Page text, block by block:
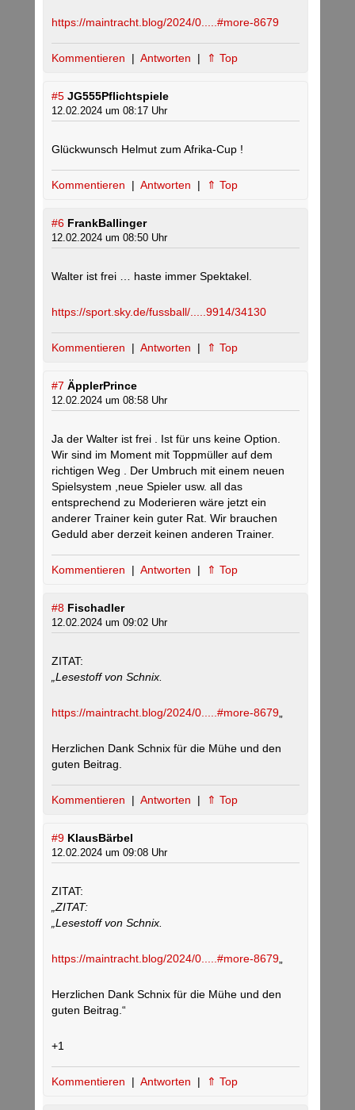
https://maintracht.blog/2024/0.....#more-8679
Kommentieren | Antworten | ⇑ Top
#5 JG555Pflichtspiele
12.02.2024 um 08:17 Uhr
Glückwunsch Helmut zum Afrika-Cup !
Kommentieren | Antworten | ⇑ Top
#6 FrankBallinger
12.02.2024 um 08:50 Uhr
Walter ist frei … haste immer Spektakel.
https://sport.sky.de/fussball/.....9914/34130
Kommentieren | Antworten | ⇑ Top
#7 ÄpplerPrince
12.02.2024 um 08:58 Uhr
Ja der Walter ist frei . Ist für uns keine Option.
Wir sind im Moment mit Toppmüller auf dem
richtigen Weg . Der Umbruch mit einem neuen
Spielsystem ,neue Spieler usw. all das
entsprechend zu Moderieren wäre jetzt ein
anderer Trainer kein guter Rat. Wir brauchen
Geduld aber derzeit keinen anderen Trainer.
Kommentieren | Antworten | ⇑ Top
#8 Fischadler
12.02.2024 um 09:02 Uhr
ZITAT:
„Lesestoff von Schnix.
https://maintracht.blog/2024/0.....#more-8679
Herzlichen Dank Schnix für die Mühe und den
guten Beitrag.
Kommentieren | Antworten | ⇑ Top
#9 KlausBärbel
12.02.2024 um 09:08 Uhr
ZITAT:
„ZITAT:
„Lesestoff von Schnix.
https://maintracht.blog/2024/0.....#more-8679
Herzlichen Dank Schnix für die Mühe und den
guten Beitrag.“
+1
Kommentieren | Antworten | ⇑ Top